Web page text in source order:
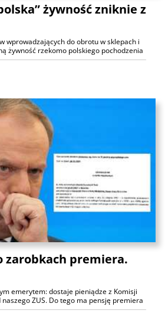
żywność zniknie z
wprowadzających do obrotu w sklepach i
żywność rzekomo polskiego pochodzenia
zarobkach premiera.
emerytem: dostaje pieniądze z Komisji
ZUS. Do tego ma pensję premiera